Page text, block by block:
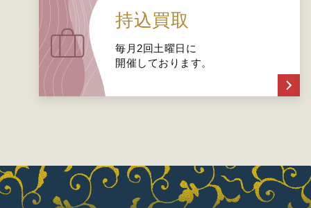
持込買取
毎月2回土曜日に
開催しております。